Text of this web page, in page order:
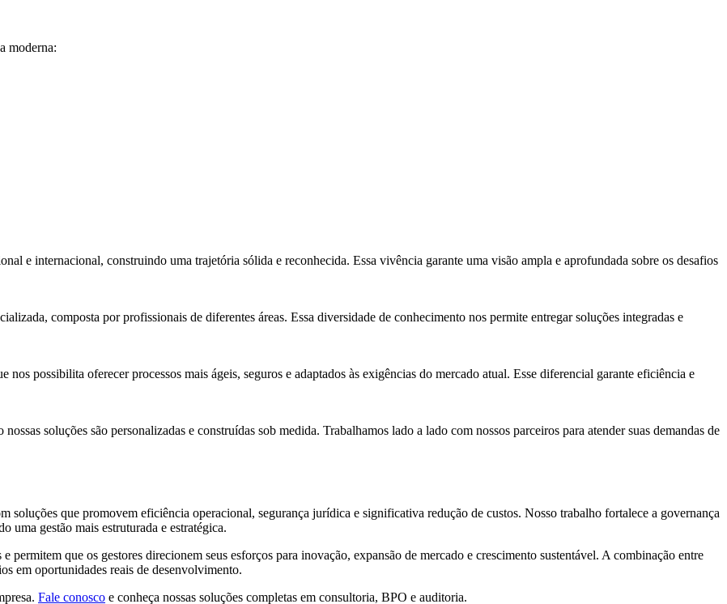
moderna:
e internacional, construindo uma trajetória sólida e reconhecida. Essa vivência garante uma visão ampla e aprofundada sobre os desafios
composta por profissionais de diferentes áreas. Essa diversidade de conhecimento nos permite entregar soluções integradas e
possibilita oferecer processos mais ágeis, seguros e adaptados às exigências do mercado atual. Esse diferencial garante eficiência e
soluções são personalizadas e construídas sob medida. Trabalhamos lado a lado com nossos parceiros para atender suas demandas de
soluções que promovem eficiência operacional, segurança jurídica e significativa redução de custos. Nosso trabalho fortalece a governança
uma gestão mais estruturada e estratégica.
que os gestores direcionem seus esforços para inovação, expansão de mercado e crescimento sustentável. A combinação entre
em oportunidades reais de desenvolvimento.
Fale conosco e conheça nossas soluções completas em consultoria, BPO e auditoria.